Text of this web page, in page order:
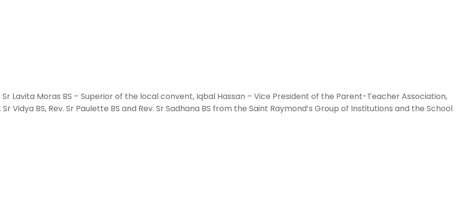
Lavita Moras BS – Superior of the local convent, Iqbal Hassan – Vice President of the Parent-Teacher Association,
BS, Rev. Sr Paulette BS and Rev. Sr Sadhana BS from the Saint Raymond’s Group of Institutions and the School